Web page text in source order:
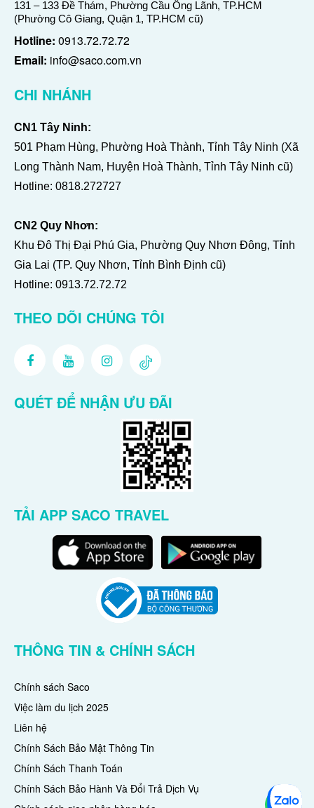
131 – 133 Đề Thám, Phường Cầu Ông Lãnh, TP.HCM
(Phường Cô Giang, Quận 1, TP.HCM cũ)
Hotline: 0913.72.72.72
Email: info@saco.com.vn
CHI NHÁNH
CN1 Tây Ninh:
501 Phạm Hùng, Phường Hoà Thành, Tỉnh Tây Ninh (Xã
Long Thành Nam, Huyện Hoà Thành, Tỉnh Tây Ninh cũ)
Hotline: 0818.272727
CN2 Quy Nhơn:
Khu Đô Thị Đại Phú Gia, Phường Quy Nhơn Đông, Tỉnh
Gia Lai (TP. Quy Nhơn, Tỉnh Bình Định cũ)
Hotline: 0913.72.72.72
THEO DÕI CHÚNG TÔI
QUÉT ĐỂ NHẬN ƯU ĐÃI
TẢI APP SACO TRAVEL
THÔNG TIN & CHÍNH SÁCH
Chính sách Saco
Việc làm du lịch 2025
Liên hệ
Chính Sách Bảo Mật Thông Tin
Chính Sách Thanh Toán
Chính Sách Bảo Hành Và Đổi Trả Dịch Vụ